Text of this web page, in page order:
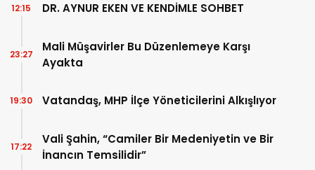
DR. AYNUR EKEN VE KENDİMLE SOHBET
12:15
Mali Müşavirler Bu Düzenlemeye Karşı
Ayakta
23:27
Vatandaş, MHP İlçe Yöneticilerini Alkışlıyor
19:30
Vali Şahin, “Camiler Bir Medeniyetin ve Bir
İnancın Temsilidir”
17:22